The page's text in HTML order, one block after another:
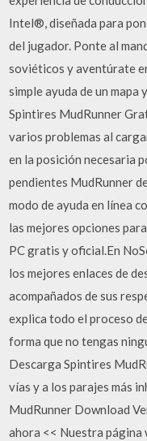
Intel®, diseñada para
del jugador. Ponte al
soviéticos y aventúrate
simple ayuda de un
Spintires MudRunner
varios problemas al
en la posición necesaria
pendientes MudRunner
modo de ayuda en línea
las mejores opciones
PC gratis y oficial.En
los mejores enlaces de
acompañados de sus
explica todo el proceso
forma que no tengas
Descarga Spintires
vías y a los parajes más
MudRunner Download
ahora << Nuestra